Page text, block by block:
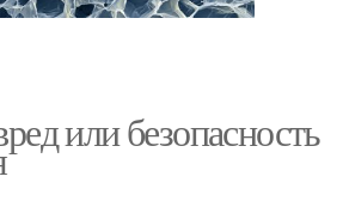
или безопасность